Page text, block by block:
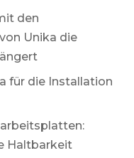
den
Unika die
für die Installation
Haltbarkeit